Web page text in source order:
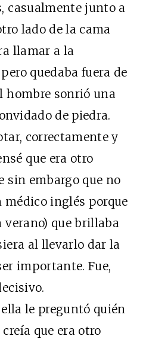
casualmente junto a
lado de la cama
llamar a la
quedaba fuera de
hombre sonrió una
de piedra.
correctamente y
que era otro
sin embargo que no
inglés porque
verano) que brillaba
al llevarlo dar la
importante. Fue,
le preguntó quién
que era otro